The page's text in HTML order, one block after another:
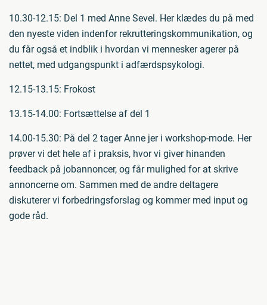
10.30-12.15: Del 1 med Anne Sevel. Her klædes du på med
den nyeste viden indenfor rekrutteringskommunikation, og
du får også et indblik i hvordan vi mennesker agerer på
nettet, med udgangspunkt i adfærdspsykologi.
12.15-13.15: Frokost
13.15-14.00: Fortsættelse af del 1
14.00-15.30: På del 2 tager Anne jer i workshop-mode. Her
prøver vi det hele af i praksis, hvor vi giver hinanden
feedback på jobannoncer, og får mulighed for at skrive
annoncerne om. Sammen med de andre deltagere
diskuterer vi forbedringsforslag og kommer med input og
gode råd.